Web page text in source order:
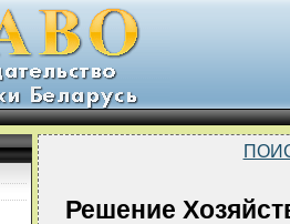
Решение